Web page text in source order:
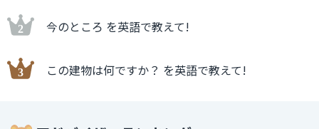
今のところ を英語で教えて!
この建物は何ですか？ を英語で教えて!